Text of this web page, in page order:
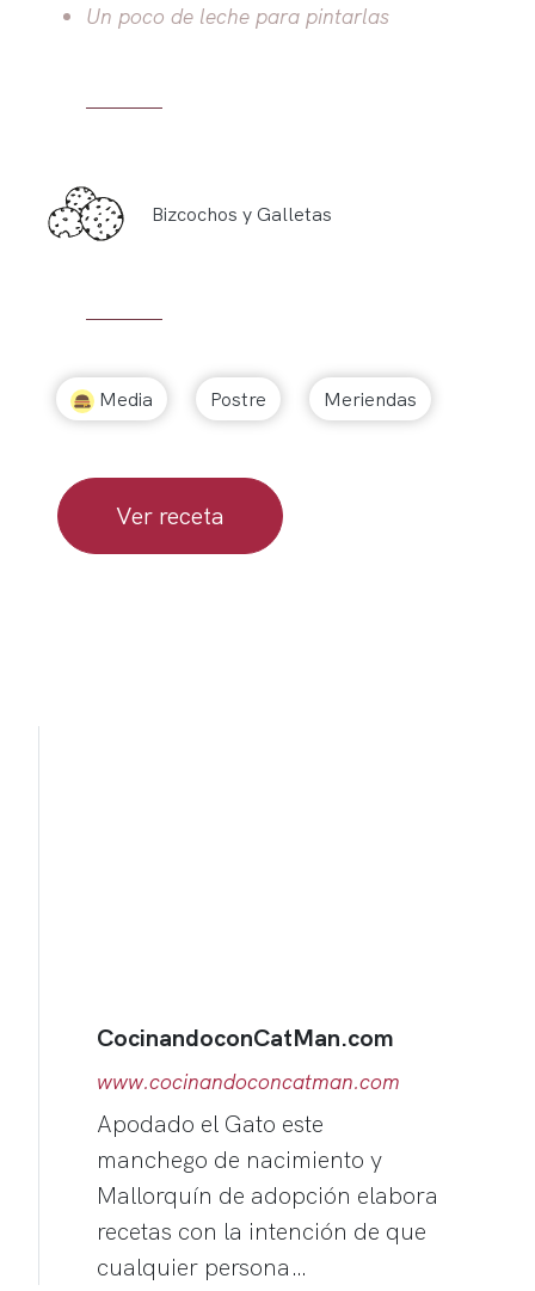
Un poco de leche para pintarlas
Bizcochos y Galletas
Media Postre Meriendas
Ver receta
CocinandoconCatMan.com
www.cocinandoconcatman.com
Apodado el Gato este
manchego de nacimiento y
Mallorquín de adopción elabora
recetas con la intención de que
cualquier persona…